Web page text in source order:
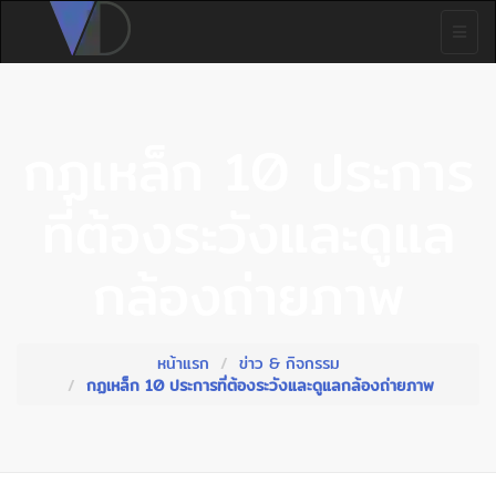
หน้าแรก
ข่าว & กิจกรรม
กฏเหล็ก 10 ประการที่ต้องระวังและดูแลกล้องถ่ายภาพ